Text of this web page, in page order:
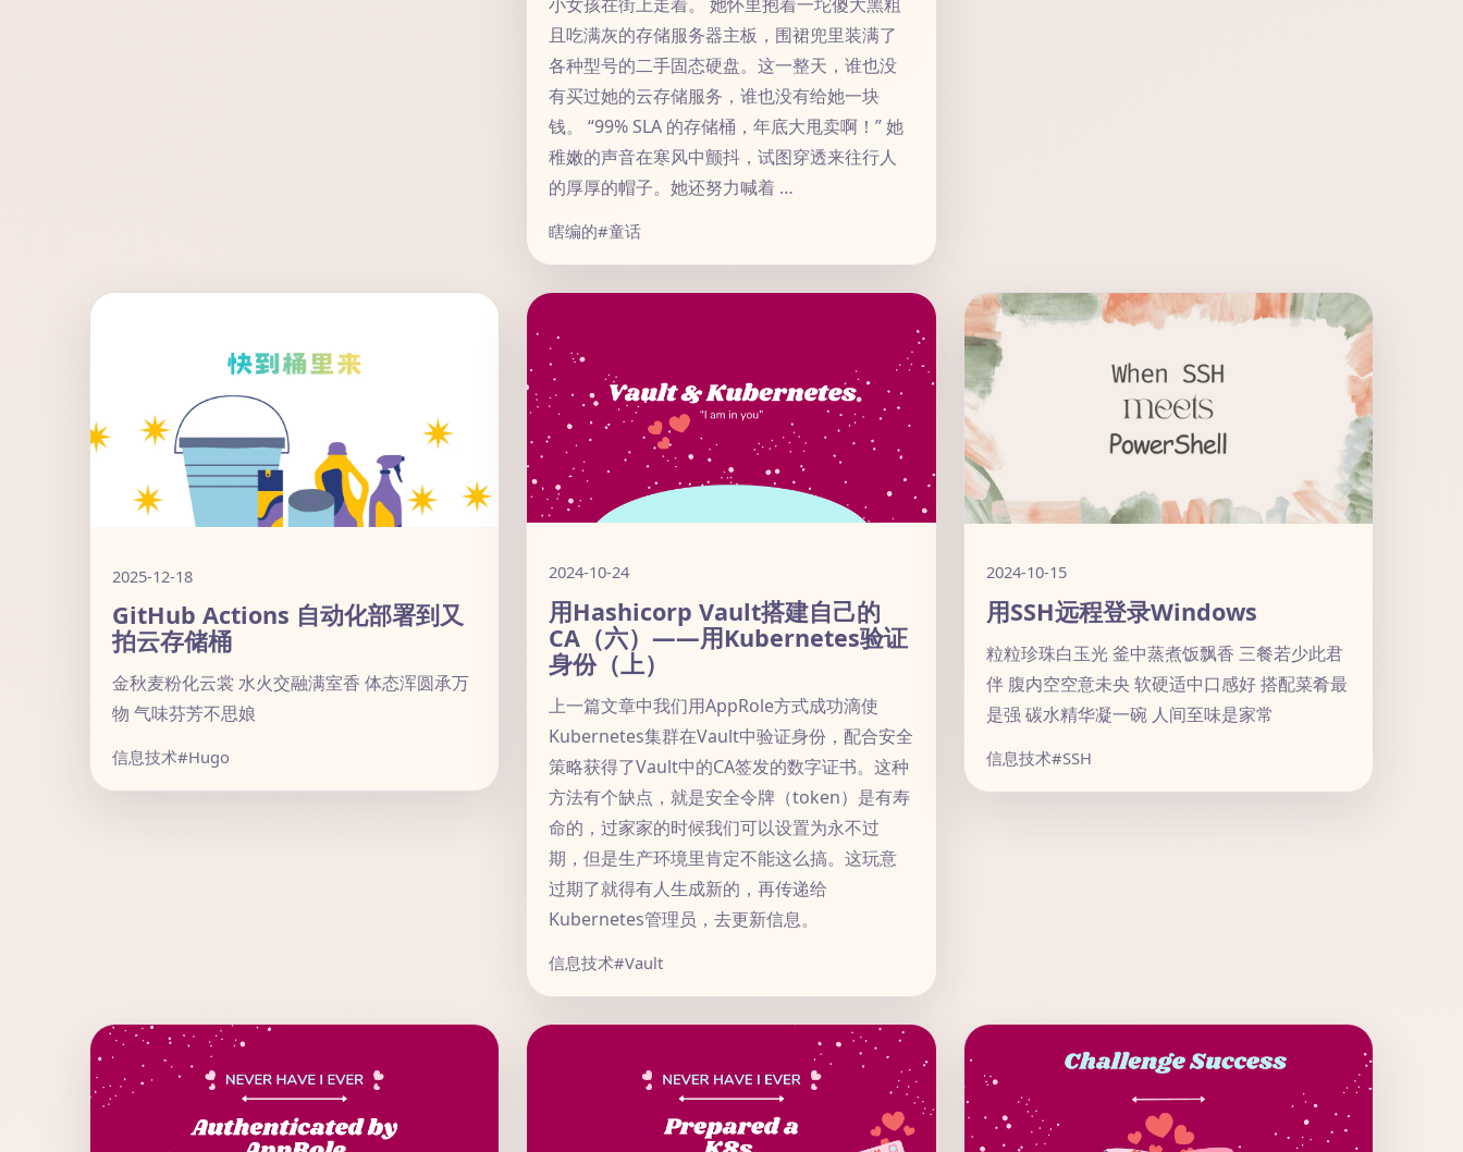
小女孩在街上走着。 她怀里抱着一坨傻大黑粗
且吃满灰的存储服务器主板，围裙兜里装满了
各种型号的二手固态硬盘。这一整天，谁也没
有买过她的云存储服务，谁也没有给她一块
钱。 “99% SLA 的存储桶，年底大甩卖啊！” 她
稚嫩的声音在寒风中颤抖，试图穿透来往行人
的厚厚的帽子。她还努力喊着 …
瞎编的#童话
2025-12-18
GitHub Actions 自动化部署到又
拍云存储桶
金秋麦粉化云裳 水火交融满室香 体态浑圆承万
物 气味芬芳不思娘
信息技术#Hugo
2024-10-24
用Hashicorp Vault搭建自己的
CA（六）——用Kubernetes验证
身份（上）
上一篇文章中我们用AppRole方式成功滴使
Kubernetes集群在Vault中验证身份，配合安全
策略获得了Vault中的CA签发的数字证书。这种
方法有个缺点，就是安全令牌（token）是有寿
命的，过家家的时候我们可以设置为永不过
期，但是生产环境里肯定不能这么搞。这玩意
过期了就得有人生成新的，再传递给
Kubernetes管理员，去更新信息。
信息技术#Vault
2024-10-15
用SSH远程登录Windows
粒粒珍珠白玉光 釜中蒸煮饭飘香 三餐若少此君
伴 腹内空空意未央 软硬适中口感好 搭配菜肴最
是强 碳水精华凝一碗 人间至味是家常
信息技术#SSH